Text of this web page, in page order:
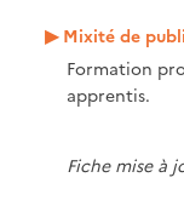
Mixité de
Formation
apprentis.
Fiche mise à